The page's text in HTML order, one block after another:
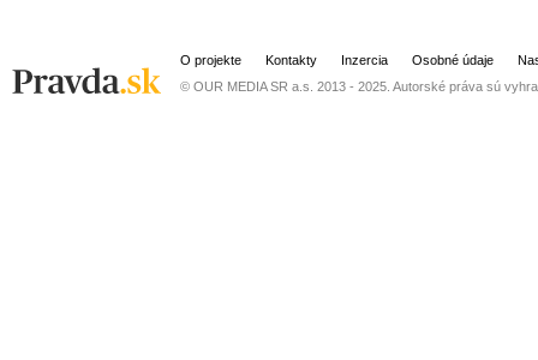
O projekte Kontakty Inzercia Osobné údaje
© OUR MEDIA SR a.s. 2013 - 2025. Autorské práva sú